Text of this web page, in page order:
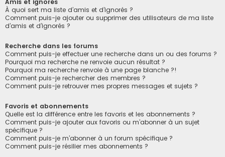
À quoi sert ma liste d’amis et d’ignorés ?
Comment puis-je ajouter ou supprimer des utilisateurs de ma liste
d’amis et d’ignorés ?
Recherche dans les forums
Comment puis-je effectuer une recherche dans un ou des forums ?
Pourquoi ma recherche ne renvoie aucun résultat ?
Pourquoi ma recherche renvoie à une page blanche ?!
Comment puis-je rechercher des membres ?
Comment puis-je retrouver mes propres messages et sujets ?
Favoris et abonnements
Quelle est la différence entre les favoris et les abonnements ?
Comment puis-je ajouter aux favoris ou m’abonner à un sujet
spécifique ?
Comment puis-je m’abonner à un forum spécifique ?
Comment puis-je résilier mes abonnements ?